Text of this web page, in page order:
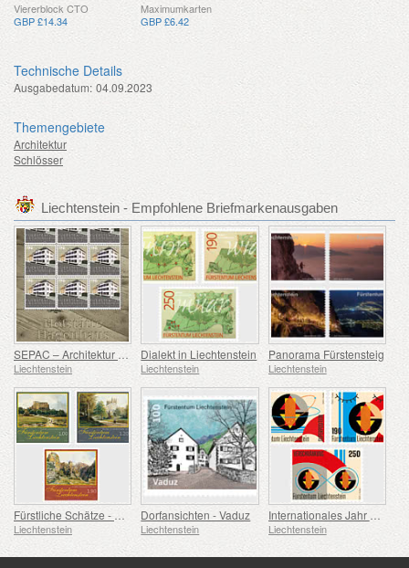
Viererblock CTO
GBP £14.34
Maximumkarten
GBP £6.42
Technische Details
Ausgabedatum: 04.09.2023
Themengebiete
Architektur
Schlösser
Liechtenstein - Empfohlene Briefmarkenausgaben
SEPAC – Architektur Hagenhaus
Liechtenstein
Dialekt in Liechtenstein
Liechtenstein
Panorama Fürstensteig
Liechtenstein
Fürstliche Schätze - Schlösser und Burgen IV
Liechtenstein
Dorfansichten - Vaduz
Liechtenstein
Internationales Jahr der Quantenwissenschaft und -Technologie
Liechtenstein